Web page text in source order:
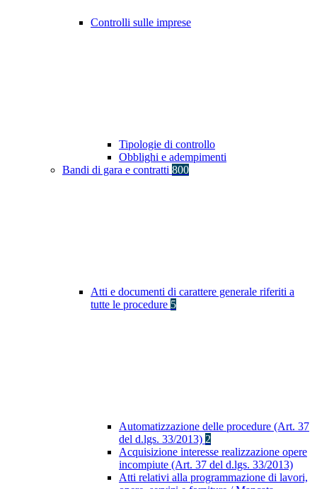
Controlli sulle imprese
Tipologie di controllo
Obblighi e adempimenti
Bandi di gara e contratti 800
Atti e documenti di carattere generale riferiti a
tutte le procedure 5
Automatizzazione delle procedure (Art. 37
del d.lgs. 33/2013) 2
Acquisizione interesse realizzazione opere
incompiute (Art. 37 del d.lgs. 33/2013)
Atti relativi alla programmazione di lavori,